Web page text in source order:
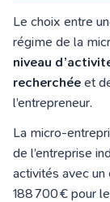
Le choix entre
régime de la
niveau
recherchée et
l’entrepreneur.
La micro-
de l’entreprise
activités avec un
188 700 € pour